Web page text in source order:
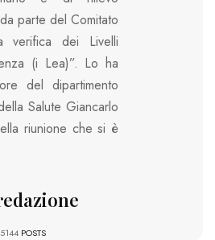
parte del Comitato
verifica dei Livelli
(i Lea)”. Lo ha
del dipartimento
Salute Giancarlo
riunione che si è
POSTS